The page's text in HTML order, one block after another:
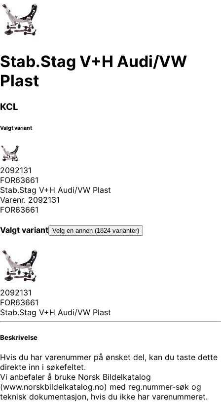
Stab.Stag V+H Audi/VW
Plast
KCL
Valgt variant
2092131
FOR63661
Stab.Stag V+H Audi/VW Plast
Varenr. 2092131
FOR63661
Valgt variant Velg en annen (1824 varianter)
2092131
FOR63661
Stab.Stag V+H Audi/VW Plast
Beskrivelse
Hvis du har varenummer på ønsket del, kan du taste dette
direkte inn i søkefeltet.
Vi anbefaler å bruke Norsk Bildelkatalog
(www.norskbildelkatalog.no) med reg.nummer-søk og
teknisk dokumentasjon, hvis du ikke har varenummeret.